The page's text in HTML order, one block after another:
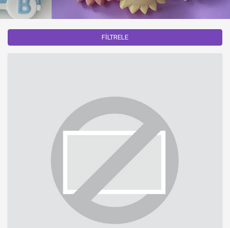
FİLTRELE